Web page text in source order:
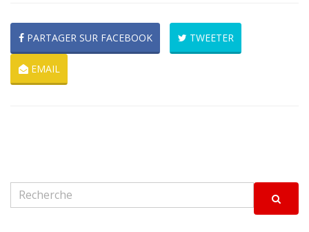
PARTAGER SUR FACEBOOK TWEETER
EMAIL